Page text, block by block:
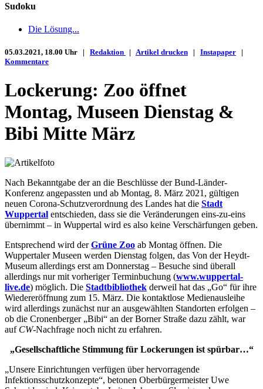
Sudoku
Die Lösung...
05.03.2021, 18.00 Uhr | Redaktion | Artikel drucken | Instapaper |
Kommentare
Lockerung: Zoo öffnet
Montag, Museen Dienstag &
Bibi Mitte März
Nach Bekanntgabe der an die Beschlüsse der Bund-Länder-
Konferenz angepassten und ab Montag, 8. März 2021, gültigen
neuen Corona-Schutzverordnung des Landes hat die Stadt
Wuppertal entschieden, dass sie die Veränderungen eins-zu-eins
übernimmt – in Wuppertal wird es also keine Verschärfungen geben.
Entsprechend wird derGrüne Zoo ab Montag öffnen. Die
Wuppertaler Museen werden Dienstag folgen, das Von der Heydt-
Museum allerdings erst am Donnerstag – Besuche sind überall
allerdings nur mit vorheriger Terminbuchung (www.wuppertal-
live.de) möglich. Die Stadtbibliothek derweil hat das „Go“ für ihre
Wiedereröffnung zum 15. März. Die kontaktlose Medienausleihe
wird allerdings zunächst nur an ausgewählten Standorten erfolgen –
ob die Cronenberger „Bibi“ an der Borner Straße dazu zählt, war
auf CW-Nachfrage noch nicht zu erfahren.
„Gesellschaftliche Stimmung für Lockerungen ist spürbar…“
„Unsere Einrichtungen verfügen über hervorragende
Infektionsschutzkonzepte“, betonen Oberbürgermeister Uwe